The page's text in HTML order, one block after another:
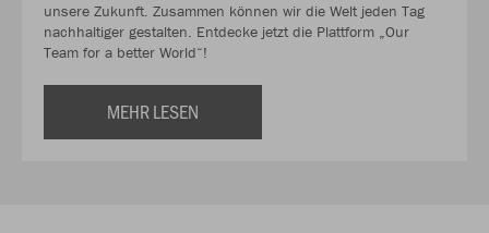
unsere Zukunft. Zusammen können wir die Welt jeden Tag
nachhaltiger gestalten. Entdecke jetzt die Plattform „Our
Team for a better World“!
MEHR LESEN